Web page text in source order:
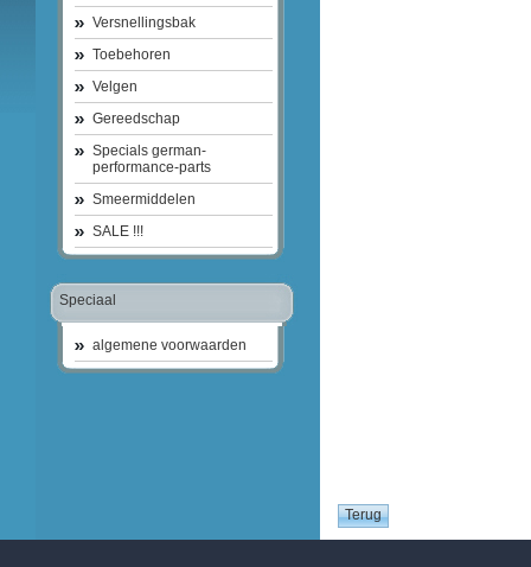
Versnellingsbak
Toebehoren
Velgen
Gereedschap
Specials german-
performance-parts
Smeermiddelen
SALE !!!
Speciaal
algemene voorwaarden